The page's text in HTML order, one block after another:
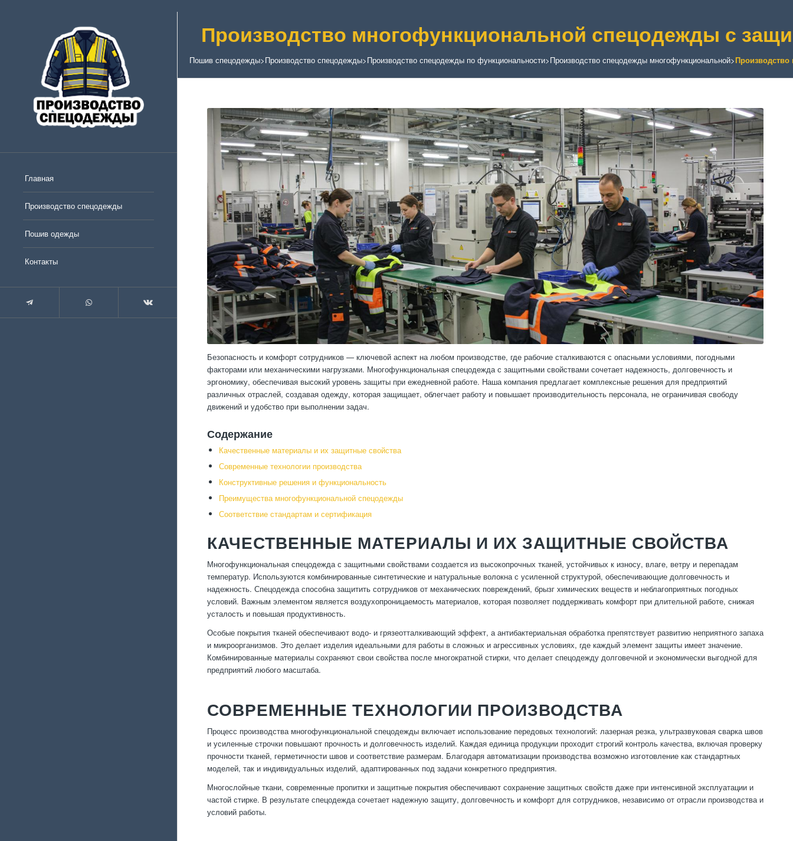
Главная
Производство спецодежды
Пошив одежды
Контакты
Производство многофункциональной спецодежды с
Пошив спецодежды>Производство спецодежды>Производство спецодежды по функциональности>Производство спецодежды многофункциональной>
Безопасность и комфорт сотрудников — ключевой аспект на любом производстве, где рабочие сталкиваются с опасными условиями, погодными
факторами или механическими нагрузками. Многофункциональная спецодежда с защитными свойствами сочетает надежность, долговечность и
эргономику, обеспечивая высокий уровень защиты при ежедневной работе. Наша компания предлагает комплексные решения для предприятий
различных отраслей, создавая одежду, которая защищает, облегчает работу и повышает производительность персонала, не ограничивая свободу
движений и удобство при выполнении задач.
Содержание
Качественные материалы и их защитные свойства
Современные технологии производства
Конструктивные решения и функциональность
Преимущества многофункциональной спецодежды
Соответствие стандартам и сертификация
КАЧЕСТВЕННЫЕ МАТЕРИАЛЫ И ИХ ЗАЩИТНЫЕ СВОЙСТВА
Многофункциональная спецодежда с защитными свойствами создается из высокопрочных тканей, устойчивых к износу, влаге, ветру и перепадам
температур. Используются комбинированные синтетические и натуральные волокна с усиленной структурой, обеспечивающие долговечность и
надежность. Спецодежда способна защитить сотрудников от механических повреждений, брызг химических веществ и неблагоприятных погодных
условий. Важным элементом является воздухопроницаемость материалов, которая позволяет поддерживать комфорт при длительной работе, снижая
усталость и повышая продуктивность.
Особые покрытия тканей обеспечивают водо- и грязеотталкивающий эффект, а антибактериальная обработка препятствует развитию неприятного запаха
и микроорганизмов. Это делает изделия идеальными для работы в сложных и агрессивных условиях, где каждый элемент защиты имеет значение.
Комбинированные материалы сохраняют свои свойства после многократной стирки, что делает спецодежду долговечной и экономически выгодной для
предприятий любого масштаба.
СОВРЕМЕННЫЕ ТЕХНОЛОГИИ ПРОИЗВОДСТВА
Процесс производства многофункциональной спецодежды включает использование передовых технологий: лазерная резка, ультразвуковая сварка швов
и усиленные строчки повышают прочность и долговечность изделий. Каждая единица продукции проходит строгий контроль качества, включая проверку
прочности тканей, герметичности швов и соответствие размерам. Благодаря автоматизации производства возможно изготовление как стандартных
моделей, так и индивидуальных изделий, адаптированных под задачи конкретного предприятия.
Многослойные ткани, современные пропитки и защитные покрытия обеспечивают сохранение защитных свойств даже при интенсивной эксплуатации и
частой стирке. В результате спецодежда сочетает надежную защиту, долговечность и комфорт для сотрудников, независимо от отрасли производства и
условий работы.